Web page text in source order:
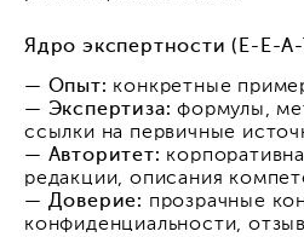
Ядро экспертности (E-E-A-
— Опыт: конкретные
— Экспертиза: формулы,
ссылки на первичные
— Авторитет:
редакции, описания
— Доверие: прозрачные
конфиденциальности,